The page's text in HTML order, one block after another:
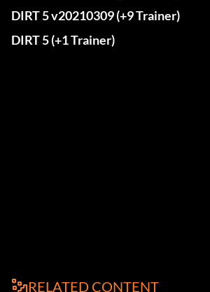
DIRT 5 v20210309 (+9 Trainer)
DIRT 5 (+1 Trainer)
RELATED CONTENT